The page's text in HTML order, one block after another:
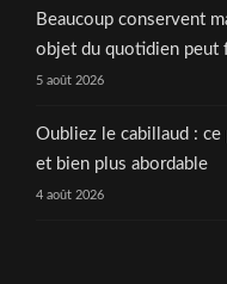
Beaucoup conservent
objet du quotidien peut
5 août 2026
Oubliez le cabillaud :
et bien plus abordable
4 août 2026